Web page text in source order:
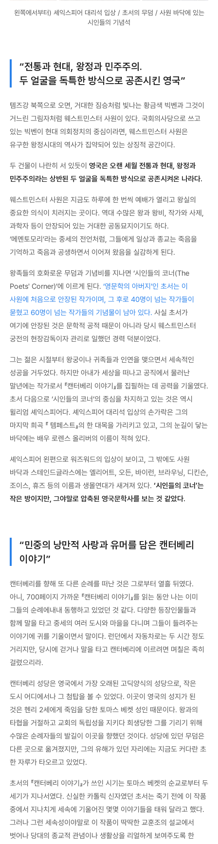
왼쪽에서부터) 셰익스피어 대리석 입상 / 초서의 무덤 / 사원 바닥에 있는
시인들의 기념석
“전통과 현대, 왕정과 민주주의.
두 얼굴을 독특한 방식으로 공존시킨 영국”
템즈강 북쪽으로 오면, 거대한 짐승처럼 빛나는 황금색 빅벤과 그것이
거느린 그림자처럼 웨스트민스터 사원이 있다. 국회의사당으로 쓰고
있는 빅벤이 현대 의회정치의 중심이라면, 웨스트민스터 사원은
유구한 왕정시대의 역사가 집약되어 있는 상징적 공간이다.
두 건물이 나란히 서 있듯이 영국은 오랜 세월 전통과 현대, 왕정과
민주주의라는 상반된 두 얼굴을 독특한 방식으로 공존시켜온 나라다.
웨스트민스터 사원은 지금도 하루에 한 번씩 예배가 열리고 왕실의
중요한 의식이 치러지는 곳이다. 역대 수많은 왕과 왕비, 작가와 사제,
과학자 등이 안장되어 있는 거대한 공동묘지이기도 하다.
‘메멘토모리’라는 중세의 전언처럼, 그들에게 일상과 종교는 죽음을
기억하고 죽음과 공생하면서 이어져 왔음을 실감하게 된다.
왕족들의 호화로운 무덤과 기념비를 지나면 ‘시인들의 코너(The
Poets' Corner)’에 이르게 된다. ‘영문학의 아버지’인 초서는 이
사원에 처음으로 안장된 작가이며, 그 후로 40명이 넘는 작가들이
묻혔고 60명이 넘는 작가들의 기념물이 남아 있다. 사실 초서가
여기에 안장된 것은 문학적 공적 때문이 아니라 당시 웨스트민스터
궁전의 현장감독이자 관리로 일했던 경력 덕분이었다.
그는 젊은 시절부터 왕궁이나 귀족들과 인연을 맺으면서 세속적인
성공을 거두었다. 하지만 아내가 세상을 떠나고 공직에서 물러난
말년에는 작가로서 『캔터베리 이야기』를 집필하는 데 공력을 기울였다.
초서 다음으로 ‘시인들의 코너’의 중심을 차지하고 있는 것은 역시
윌리엄 셰익스피어다. 셰익스피어 대리석 입상의 손가락은 그의
마지막 희곡 『 템페스트』의 한 대목을 가리키고 있고, 그의 눈길이 닿는
바닥에는 배우 로렌스 올리버의 이름이 적혀 있다.
셰익스피어 왼편으로 워즈워드의 입상이 보이고, 그 밖에도 사원
바닥과 스테인드글라스에는 엘리어트, 오든, 바이런, 브라우닝, 디킨슨,
조이스, 휴즈 등의 이름과 생몰연대가 새겨져 있다. ‘시인들의 코너’는
작은 방이지만, 그야말로 압축된 영국문학사를 보는 것 같았다.
“민중의 낭만적 사랑과 유머를 담은 캔터베리
이야기”
캔터베리를 향해 또 다른 순례를 떠난 것은 그로부터 열흘 뒤였다.
아니, 700페이지 가까운 『캔터베리 이야기』를 읽는 동안 나는 이미
그들의 순례에내내 동행하고 있었던 것 같다. 다양한 등장인물들과
함께 말을 타고 중세의 여러 도시와 마을을 다니며 그들이 들려주는
이야기에 귀를 기울이면서 말이다. 런던에서 자동차로는 두 시간 정도
거리지만, 당시에 걷거나 말을 타고 캔터베리에 이르려면 며칠은 족히
걸렸으리라.
캔터베리 성당은 영국에서 가장 오래된 고딕양식의 성당으로, 작은
도시 어디에서나 그 첨탑을 볼 수 있었다. 이곳이 영국의 성지가 된
것은 헨리 2세에게 죽임을 당한 토마스 베켓 성인 때문이다. 왕과의
타협을 거절하고 교회의 독립성을 지키다 희생당한 그를 기리기 위해
수많은 순례자들의 발길이 이곳을 향했던 것이다. 성당에 있던 무덤은
다른 곳으로 옮겨졌지만, 그의 유해가 있던 자리에는 지금도 커다란 초
한 자루가 타오르고 있었다.
초서의 『캔터베리 이야기』가 쓰인 시기는 토마스 베켓의 순교로부터 두
세기가 지나서였다. 신실한 카톨릭 신자였던 초서는 죽기 전에 이 작품
중에서 지나치게 세속에 기울어진 몇몇 이야기들을 태워 달라고 했다.
그러나 그런 세속성이야말로 이 작품이 딱딱한 교훈조의 설교에서
벗어나 당대의 종교적 관념이나 생활상을 리얼하게 보여주도록 한